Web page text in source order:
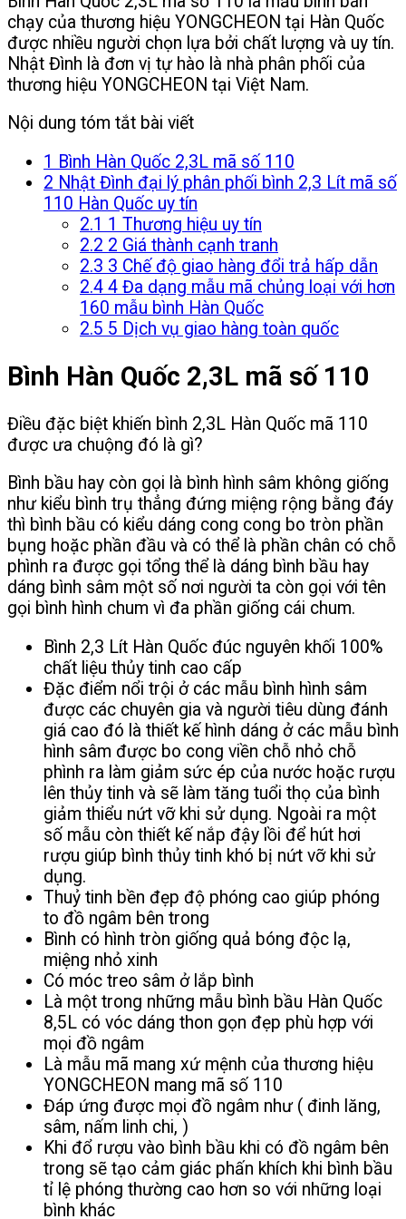
chạy của thương hiệu YONGCHEON tại Hàn Quốc
được nhiều người chọn lựa bởi chất lượng và uy tín.
Nhật Đình là đơn vị tự hào là nhà phân phối của
thương hiệu YONGCHEON tại Việt Nam.
Nội dung tóm tắt bài viết
1 Bình Hàn Quốc 2,3L mã số 110
2 Nhật Đình đại lý phân phối bình 2,3 Lít mã số
110 Hàn Quốc uy tín
2.1 1 Thương hiệu uy tín
2.2 2 Giá thành cạnh tranh
2.3 3 Chế độ giao hàng đổi trả hấp dẫn
2.4 4 Đa dạng mẫu mã chủng loại với hơn
160 mẫu bình Hàn Quốc
2.5 5 Dịch vụ giao hàng toàn quốc
Bình Hàn Quốc 2,3L mã số 110
Điều đặc biệt khiến bình 2,3L Hàn Quốc mã 110
được ưa chuộng đó là gì?
Bình bầu hay còn gọi là bình hình sâm không giống
như kiểu bình trụ thẳng đứng miệng rộng bằng đáy
thì bình bầu có kiểu dáng cong cong bo tròn phần
bụng hoặc phần đầu và có thể là phần chân có chỗ
phình ra được gọi tổng thể là dáng bình bầu hay
dáng bình sâm một số nơi người ta còn gọi với tên
gọi bình hình chum vì đa phần giống cái chum.
Bình 2,3 Lít Hàn Quốc đúc nguyên khối 100%
chất liệu thủy tinh cao cấp
Đặc điểm nổi trội ở các mẫu bình hình sâm
được các chuyên gia và người tiêu dùng đánh
giá cao đó là thiết kế hình dáng ở các mẫu bình
hình sâm được bo cong viền chỗ nhỏ chỗ
phình ra làm giảm sức ép của nước hoặc rượu
lên thủy tinh và sẽ làm tăng tuổi thọ của bình
giảm thiểu nứt vỡ khi sử dụng. Ngoài ra một
số mẫu còn thiết kế nắp đậy lồi để hút hơi
rượu giúp bình thủy tinh khó bị nứt vỡ khi sử
dụng.
Thuỷ tinh bền đẹp độ phóng cao giúp phóng
to đồ ngâm bên trong
Bình có hình tròn giống quả bóng độc lạ,
miệng nhỏ xinh
Có móc treo sâm ở lắp bình
Là một trong những mẫu bình bầu Hàn Quốc
8,5L có vóc dáng thon gọn đẹp phù hợp với
mọi đồ ngâm
Là mẫu mã mang xứ mệnh của thương hiệu
YONGCHEON mang mã số 110
Đáp ứng được mọi đồ ngâm như ( đinh lăng,
sâm, nấm linh chi, )
Khi đổ rượu vào bình bầu khi có đồ ngâm bên
trong sẽ tạo cảm giác phấn khích khi bình bầu
tỉ lệ phóng thường cao hơn so với những loại
bình khác